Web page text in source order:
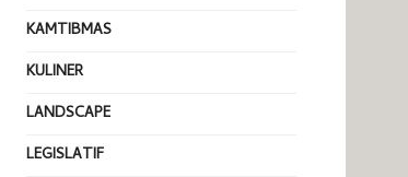
KAMTIBMAS
KULINER
LANDSCAPE
LEGISLATIF